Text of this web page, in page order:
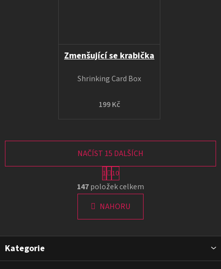
Zmenšující se krabička
199 Kč
Shrinking Card Box
O
v
l
á
a
í
NAČÍST 15 DALŠÍCH
S
t
r
n
k
v
í
1 10
147položek celkem
NAHORU
ZKategorie